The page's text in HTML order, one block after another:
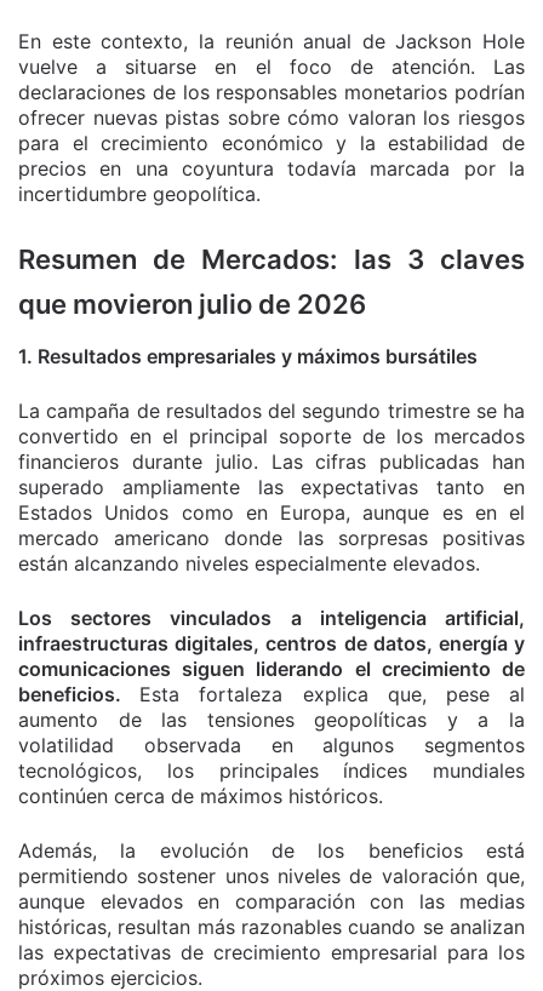
En este contexto, la reunión anual de Jackson Hole
vuelve a situarse en el foco de atención. Las
declaraciones de los responsables monetarios podrían
ofrecer nuevas pistas sobre cómo valoran los riesgos
para el crecimiento económico y la estabilidad de
precios en una coyuntura todavía marcada por la
incertidumbre geopolítica.
Resumen de Mercados: las 3 claves
que movieron julio de 2026
1. Resultados empresariales y máximos bursátiles
La campaña de resultados del segundo trimestre se ha
convertido en el principal soporte de los mercados
financieros durante julio. Las cifras publicadas han
superado ampliamente las expectativas tanto en
Estados Unidos como en Europa, aunque es en el
mercado americano donde las sorpresas positivas
están alcanzando niveles especialmente elevados.
Los sectores vinculados a inteligencia artificial,
infraestructuras digitales, centros de datos, energía y
comunicaciones siguen liderando el crecimiento de
beneficios. Esta fortaleza explica que, pese al
aumento de las tensiones geopolíticas y a la
volatilidad observada en algunos segmentos
tecnológicos, los principales índices mundiales
continúen cerca de máximos históricos.
Además, la evolución de los beneficios está
permitiendo sostener unos niveles de valoración que,
aunque elevados en comparación con las medias
históricas, resultan más razonables cuando se analizan
las expectativas de crecimiento empresarial para los
próximos ejercicios.